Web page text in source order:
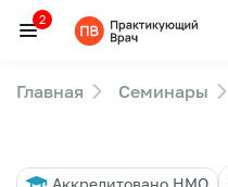
Семинары
2
Главная Семинары
Аккредитовано НМО